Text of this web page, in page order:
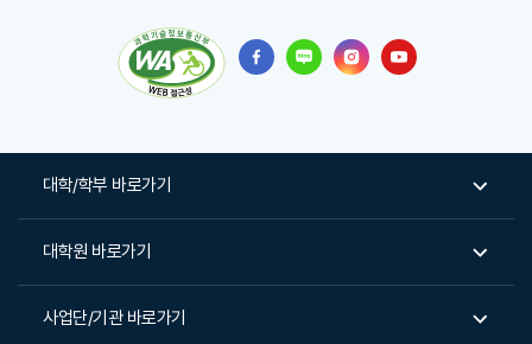
대학/학부 바로가기
대학원 바로가기
사업단/기관 바로가기